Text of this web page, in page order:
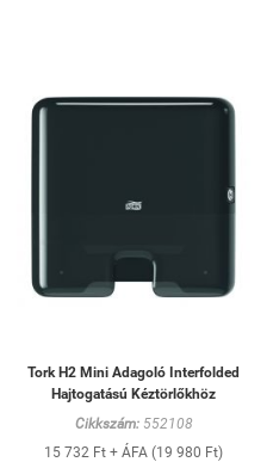
Tork H2 Mini Adagoló Interfolded
Hajtogatású Kéztörlőkhöz
Cikkszám:552108
15 732 Ft + ÁFA (19 980 Ft)